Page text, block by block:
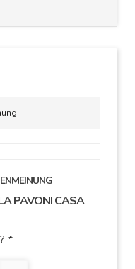
PAVONI CASA
*